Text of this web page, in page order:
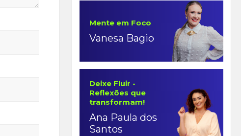
Mente em Foco
Vanesa Bagio
Deixe Fluir -
Reflexões que
transformam!
Ana Paula dos
Santos